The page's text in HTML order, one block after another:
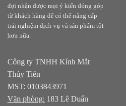
đợi nhận được mọi ý kiến đóng góp
từ khách hàng để có thể nâng cấp
trải nghiệm dịch vụ và sản phẩm tốt
hơn nữa.
Công ty TNHH Kính Mắt
Thủy Tiên
MST: 0103843971
Văn phòng: 183 Lê Duẩn